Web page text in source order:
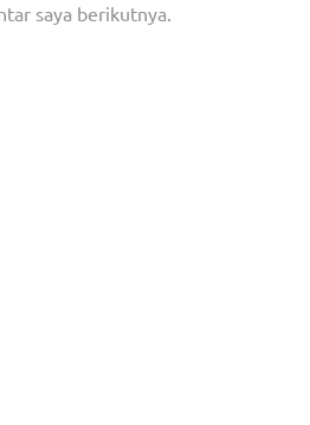
saya berikutnya.